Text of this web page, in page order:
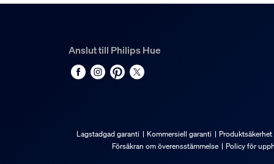
Omgivningstemperatur
–20 till +45 °C
Extra funktion/
Ojusterbar
Anslut till Philips Hue
Lagstadgad garanti Kommersiell garanti Produktsäkerhet
Försäkran om överensstämmelse
Policy för